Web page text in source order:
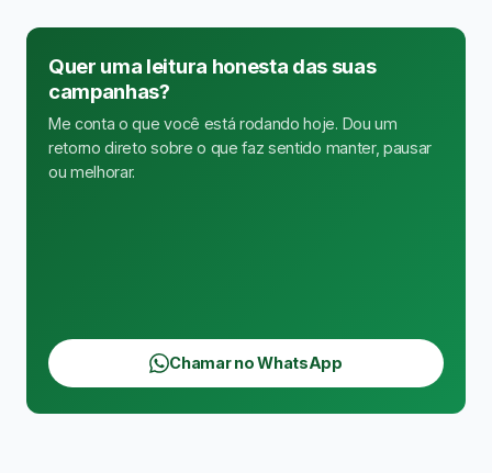
Quer uma leitura honesta das suas
campanhas?
Me conta o que você está rodando hoje. Dou um
retorno direto sobre o que faz sentido manter, pausar
ou melhorar.
Chamar no WhatsApp